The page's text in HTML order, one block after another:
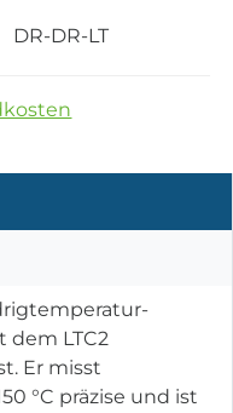
DR-DR-LT
dem LTC2
Er misst
°C präzise und ist